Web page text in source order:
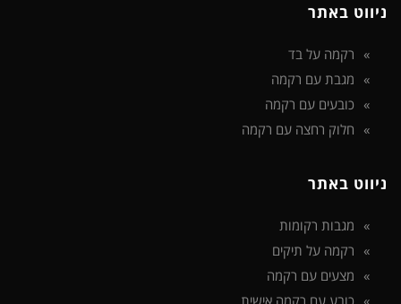
ניווט באתר
רקמה על בד
מגבת עם רקמה
כובעים עם רקמה
חלוק רחצה עם רקמה
ניווט באתר
מגבות רקומות
רקמה על תיקים
מצעים עם רקמה
כובע עם רקמה אישית